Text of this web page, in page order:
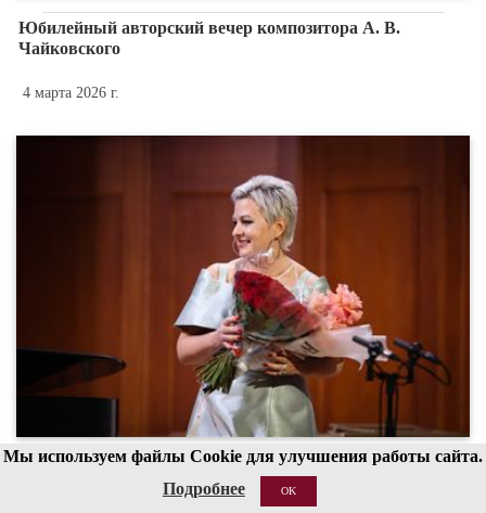
Юбилейный авторский вечер композитора А. В.
Чайковского
4 марта 2026 г.
Опера-гала
Мы используем файлы Cookie для улучшения работы сайта.
Подробнее
OK